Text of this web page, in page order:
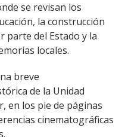
se revisan los
la construcción
parte del Estado y la
locales.
breve
de la Unidad
en los pie de páginas
cinematográficas